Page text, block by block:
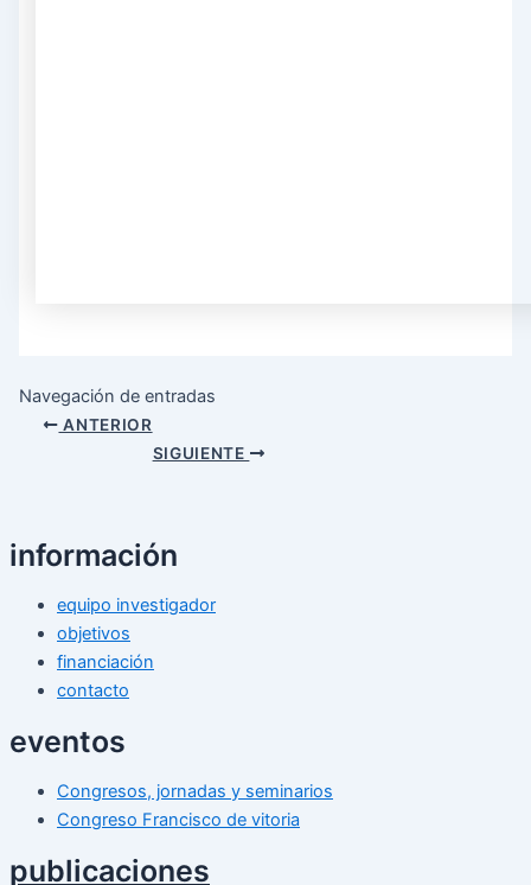
Navegación de entradas
ANTERIOR
SIGUIENTE
información
equipo investigador
objetivos
financiación
contacto
eventos
Congresos, jornadas y seminarios
Congreso Francisco de vitoria
publicaciones